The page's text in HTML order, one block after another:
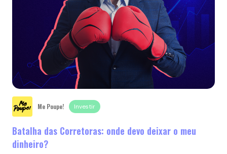
Me Poupe! Investir
Batalha das Corretoras: onde devo deixar o meu
dinheiro?